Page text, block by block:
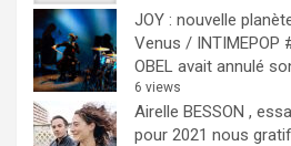
JOY : nouvelle
Venus / INTIMEPOP
OBEL avait annulé
6 views
Airelle BESSON ,
pour 2021 nous